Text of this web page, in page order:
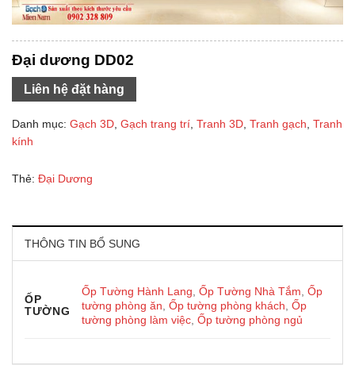
Đại dương DD02
Liên hệ đặt hàng
Danh mục: Gạch 3D, Gạch trang trí, Tranh 3D, Tranh gạch, Tranh
kính
Thẻ: Đại Dương
THÔNG TIN BỔ SUNG
ỐP
TƯỜNG
Ốp Tường Hành Lang,Ốp Tường Nhà Tắm,Ốp
tường phòng ăn,Ốp tường phòng khách,Ốp
tường phòng làm việc,Ốp tường phòng ngủ